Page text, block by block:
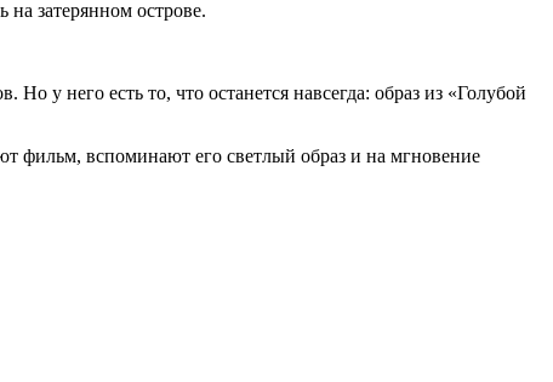
на затерянном острове.
у него есть то, что останется навсегда: образ из «Голубой
фильм, вспоминают его светлый образ и на мгновение